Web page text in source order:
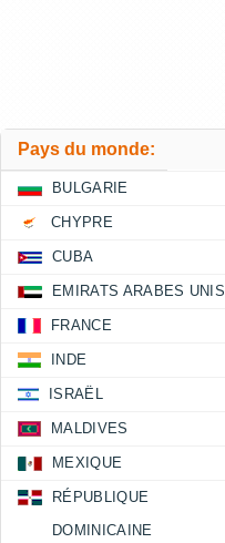
Pays du monde:
BULGARIE
CHYPRE
CUBA
EMIRATS ARABES UNIS
FRANCE
INDE
ISRAËL
MALDIVES
MEXIQUE
RÉPUBLIQUE
DOMINICAINE